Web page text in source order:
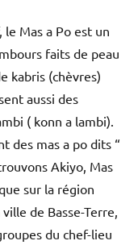
Mas a Po est un
faits de peau
kabris (chèvres)
aussi des
( konn a lambi).
des mas a po dits “
Akiyo, Mas
sur la région
de Basse-Terre,
du chef-lieu